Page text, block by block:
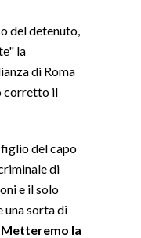
del detenuto,
la
di Roma
corretto il
figlio del capo
di
e il solo
una sorta di
Metteremo la